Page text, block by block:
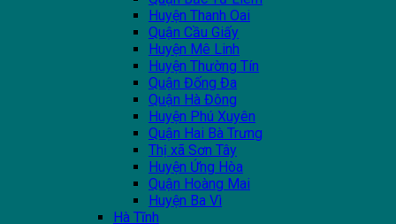
Huyện Thanh Oai
Quận Cầu Giấy
Huyện Mê Linh
Huyện Thường Tín
Quận Đống Đa
Quận Hà Đông
Huyện Phú Xuyên
Quận Hai Bà Trưng
Thị xã Sơn Tây
Huyện Ứng Hòa
Quận Hoàng Mai
Huyện Ba Vì
Hà Tĩnh